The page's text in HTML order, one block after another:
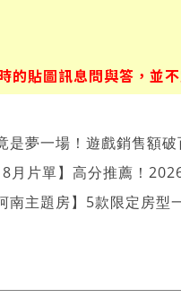
的貼圖訊息問與答，並
是夢一場！遊戲銷售額
8月片單】高分推薦！
南主題房】5款限定房